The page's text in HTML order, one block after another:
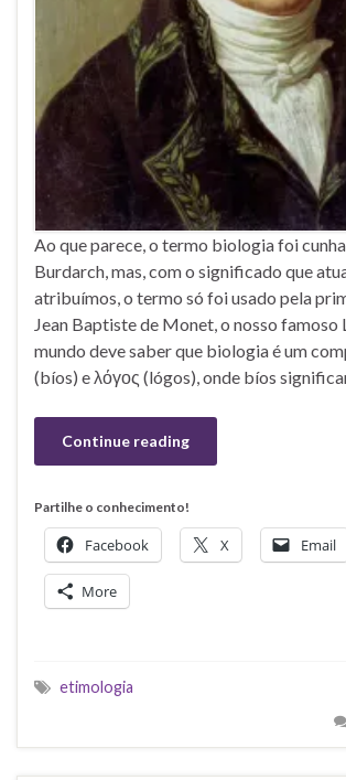
Ao que parece, o termo biologia foi
Burdarch, mas, com o significado que
atribuímos, o termo só foi usado pela
Jean Baptiste de Monet, o nosso famoso
mundo deve saber que biologia é um
(bíos) e λόγος (lógos), onde bíos
Continue reading
Partilhe o conhecimento!
Facebook X Email
More
etimologia